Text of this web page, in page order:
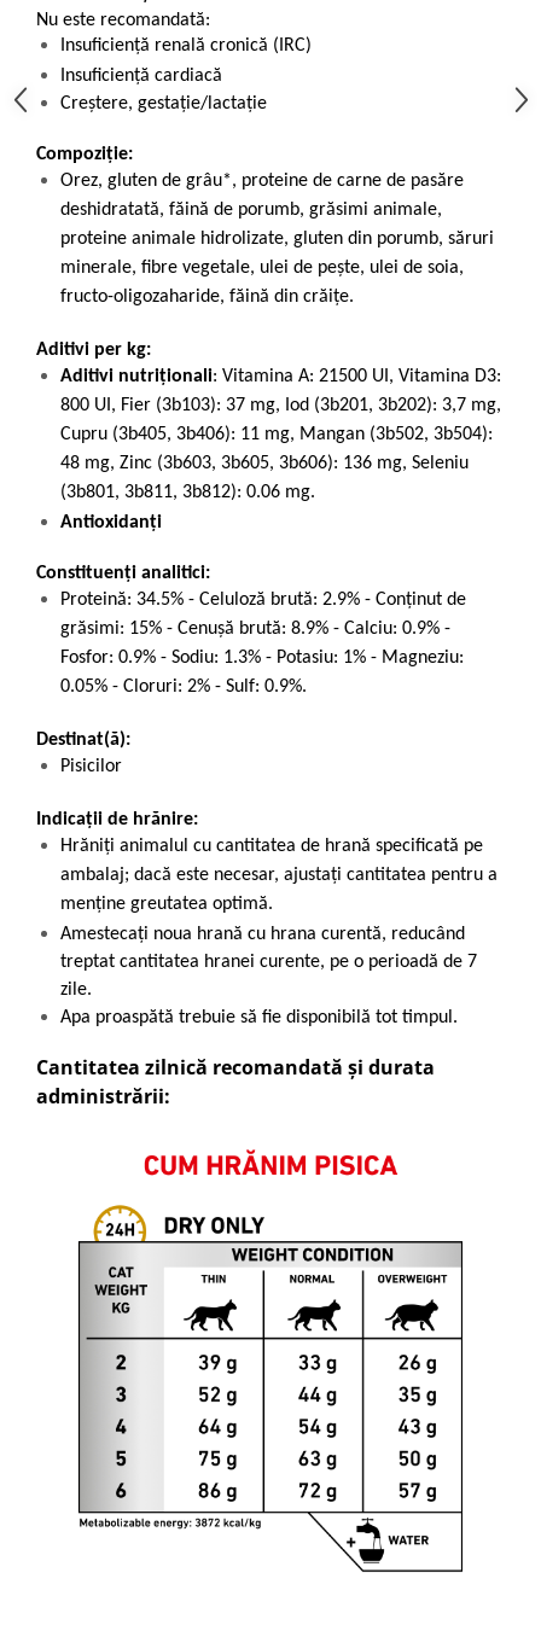
Nu este recomandată:
Insuficiență renală cronică (IRC)
Insuficiență cardiacă
Creștere, gestație/lactație
Compoziție:
Orez, gluten de grâu*, proteine de carne de pasăre
deshidratată, făină de porumb, grăsimi animale,
proteine animale hidrolizate, gluten din porumb, săruri
minerale, fibre vegetale, ulei de peşte, ulei de soia,
fructo-oligozaharide, făină din crăiţe.
Aditivi per kg:
Aditivi nutriţionali: Vitamina A: 21500 UI, Vitamina D3:
800 UI, Fier (3b103): 37 mg, Iod (3b201, 3b202): 3,7 mg,
Cupru (3b405, 3b406): 11 mg, Mangan (3b502, 3b504):
48 mg, Zinc (3b603, 3b605, 3b606): 136 mg, Seleniu
(3b801, 3b811, 3b812): 0.06 mg.
Antioxidanți
Constituenți analitici:
Proteină: 34.5% - Celuloză brută: 2.9% - Conţinut de
grăsimi: 15% - Cenuşă brută: 8.9% - Calciu: 0.9% -
Fosfor: 0.9% - Sodiu: 1.3% - Potasiu: 1% - Magneziu:
0.05% - Cloruri: 2% - Sulf: 0.9%.
Destinat(ă):
Pisicilor
Indicații de hrănire:
Hrăniți animalul cu cantitatea de hrană specificată pe
ambalaj; dacă este necesar, ajustați cantitatea pentru a
menține greutatea optimă.
Amestecați noua hrană cu hrana curentă, reducând
treptat cantitatea hranei curente, pe o perioadă de 7
zile.
Apa proaspătă trebuie să fie disponibilă tot timpul.
Cantitatea zilnică recomandată și durata
administrării: